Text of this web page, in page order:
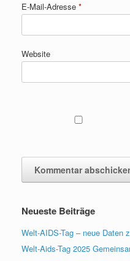
E-Mail-Adresse *
Website
Neueste Beiträge
Welt-AIDS-Tag – neue Daten
Welt-Aids-Tag 2025